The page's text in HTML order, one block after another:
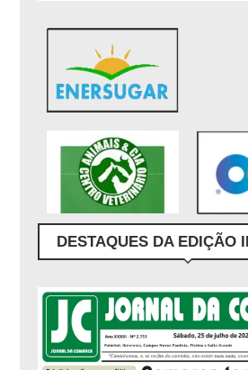
DESTAQUES DA EDIÇÃO